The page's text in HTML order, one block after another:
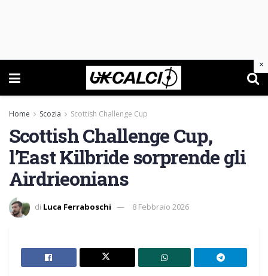
Home Scozia Scottish Challenge Cup
Scottish Challenge Cup,
l’East Kilbride sorprende gli
Airdrieonians
di Luca Ferraboschi 8 Febbraio 2026
×